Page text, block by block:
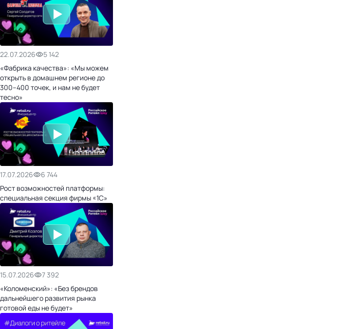
22.07.2026
5 142
«Фабрика качества»: «Мы можем
открыть в домашнем регионе до
300–400 точек, и нам не будет
тесно»
17.07.2026
6 744
Рост возможностей платформы:
специальная секция фирмы «1С»
15.07.2026
7 392
«Коломенский»: «Без брендов
дальнейшего развития рынка
готовой еды не будет»